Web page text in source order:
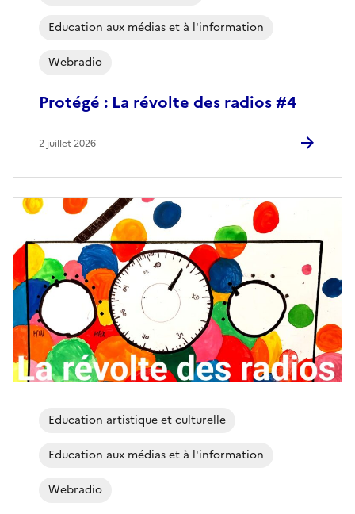
Protégé : La révolte des radios #4
Education aux médias et à l'information
Webradio
2 juillet 2026
Education artistique et culturelle
Education aux médias et à l'information
Webradio